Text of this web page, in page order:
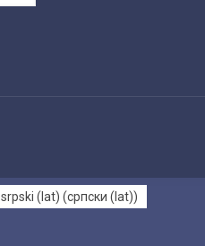
srpski (lat) (српски (lat))